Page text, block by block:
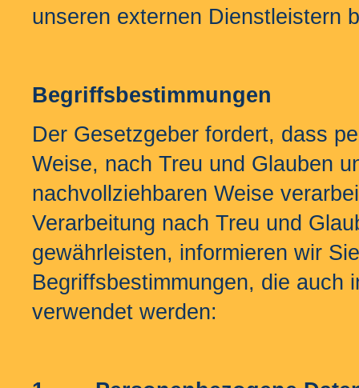
unseren externen Dienstleistern
Begriffsbestimmungen
Der Gesetzgeber fordert, dass
Weise, nach Treu und Glauben
nachvollziehbaren Weise
Verarbeitung nach Treu und
gewährleisten, informieren wir
Begriffsbestimmungen, die auch
verwendet werden: